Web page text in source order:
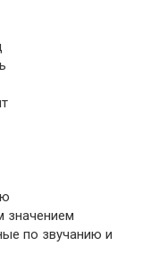
значением
по звучанию и